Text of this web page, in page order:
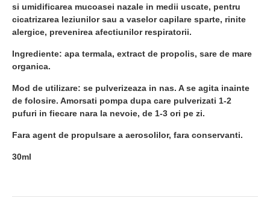
si umidificarea mucoasei nazale in medii uscate, pentru
cicatrizarea leziunilor sau a vaselor capilare sparte, rinite
alergice, prevenirea afectiunilor respiratorii.
Ingrediente: apa termala, extract de propolis, sare de mare
organica.
Mod de utilizare: se pulverizeaza in nas. A se agita inainte
de folosire. Amorsati pompa dupa care pulverizati 1-2
pufuri in fiecare nara la nevoie, de 1-3 ori pe zi.
Fara agent de propulsare a aerosolilor, fara conservanti.
30ml